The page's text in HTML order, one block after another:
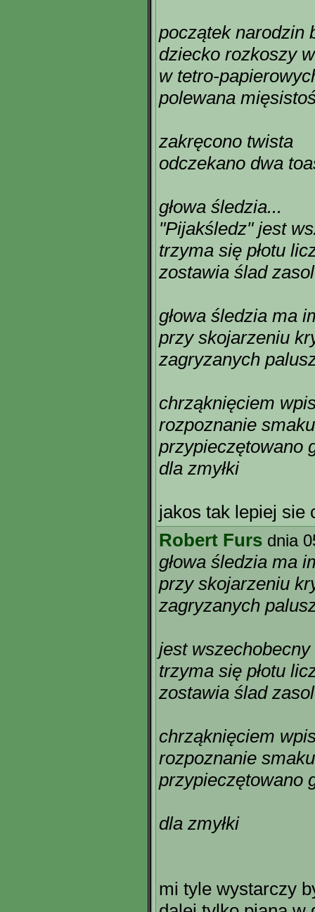
początek narodzin
dziecko rozkoszy
w tetro-
polewana
zakręcono twista
odczekano dwa
głowa śledzia...
"Pijakśledz" jest
trzyma się płotu
zostawia ślad
głowa śledzia ma
przy skojarzeniu
zagryzanych
chrząknięciem
rozpoznanie
przypieczętowano
dla zmyłki
jakos tak lepiej sie
Robert Furs dnia
głowa śledzia ma
przy skojarzeniu
zagryzanych
jest wszechobecny
trzyma się płotu
zostawia ślad
chrząknięciem
rozpoznanie smaku
przypieczętowano
dla zmyłki
mi tyle wystarczy